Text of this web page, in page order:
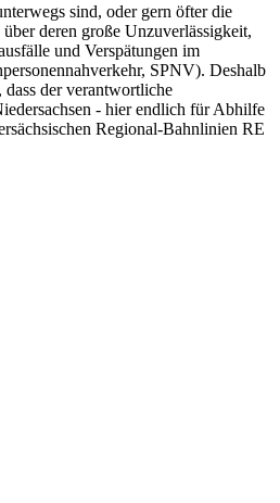
sind, oder gern öfter die
deren große Unzuverlässigkeit,
und Verspätungen im
SPNV). Deshalb
der verantwortliche
- hier endlich für Abhilfe
Regional-Bahnlinien RE